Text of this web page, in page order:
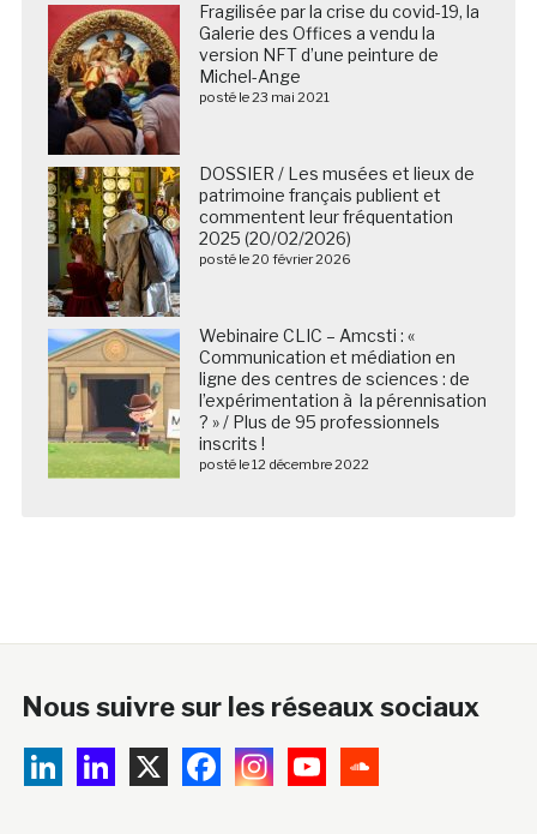
Fragilisée par la crise du covid-19, la
Galerie des Offices a vendu la
version NFT d’une peinture de
Michel-Ange
posté le 23 mai 2021
DOSSIER / Les musées et lieux de
patrimoine français publient et
commentent leur fréquentation
2025 (20/02/2026)
posté le 20 février 2026
Webinaire CLIC – Amcsti : «
Communication et médiation en
ligne des centres de sciences : de
l’expérimentation à la pérennisation
? » / Plus de 95 professionnels
inscrits !
posté le 12 décembre 2022
Nous suivre sur les réseaux sociaux